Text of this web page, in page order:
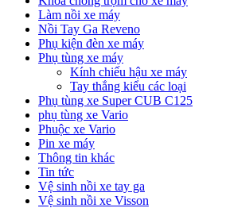
Làm nồi xe máy
Nồi Tay Ga Reveno
Phụ kiện đèn xe máy
Phụ tùng xe máy
Kính chiếu hậu xe máy
Tay thắng kiểu các loại
Phụ tùng xe Super CUB C125
phụ tùng xe Vario
Phuộc xe Vario
Pin xe máy
Thông tin khác
Tin tức
Vệ sinh nồi xe tay ga
Vệ sinh nồi xe Visson